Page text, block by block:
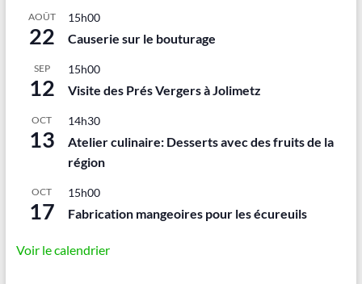
AOÛT
22
15h00
Causerie sur le bouturage
SEP
12
15h00
Visite des Prés Vergers à Jolimetz
OCT
13
14h30
Atelier culinaire: Desserts avec des fruits de la
région
OCT
17
15h00
Fabrication mangeoires pour les écureuils
Voir le calendrier